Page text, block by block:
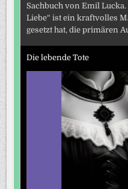
Sachbuch von Emil
Liebe“ ist ein kraftvolles
gesetzt hat, die primären
Die lebende Tote